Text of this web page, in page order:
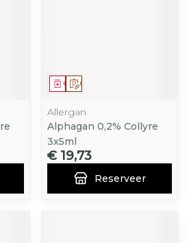
Op voorschrift
Geneesmiddel
Allergan
Alphagan 0,2% Collyre
3x5ml
€ 19,73
Reserveer